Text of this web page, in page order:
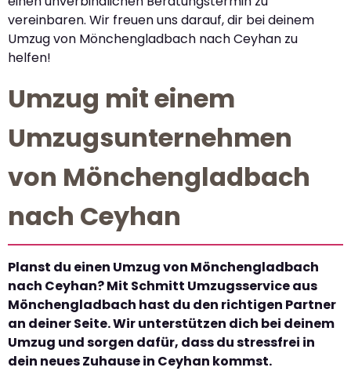
vereinbaren. Wir freuen uns darauf, dir bei deinem
Umzug von Mönchengladbach nach Ceyhan zu
helfen!
Umzug mit einem
Umzugsunternehmen
von Mönchengladbach
nach Ceyhan
Planst du einen Umzug von Mönchengladbach
nach Ceyhan? Mit Schmitt Umzugsservice aus
Mönchengladbach hast du den richtigen Partner
an deiner Seite. Wir unterstützen dich bei deinem
Umzug und sorgen dafür, dass du stressfrei in
dein neues Zuhause in Ceyhan kommst.